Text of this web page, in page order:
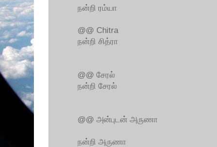
நன்றி ரம்யா
@@ Chitra
நன்றி சித்ரா
@@ சேரல்
நன்றி சேரல்
@@ அன்புடன் அருணா
நன்றி அருணா